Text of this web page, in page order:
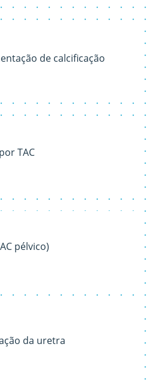
de calcificação
TAC
pélvico)
da uretra